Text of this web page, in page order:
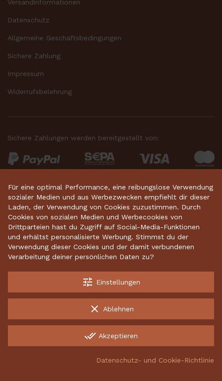
Versandinformationen
Datenschutz
Allgemeine Geschäftsbedingungen
Sichere Zahlung
Impressum
Widerrufsbelehrung
Sichere Zahlungen werden bereitgestellt von:
Was unsere Kunden sagen
Exzellent 4.87/5
basierend auf 2634bewertungen.
Keramikdeko Gartenkeramik
Räucherfiguren
Kostenloser Versand ab 70 €
Für eine optimal Performance, eine reibungslose Verwendung
sozialer Medien und aus Werbezwecken empfiehlt dir dieser
Laden, der Verwendung von Cookies zuzustimmen. Durch
Cookies von sozialen Medien und Werbecookies von
Drittparteien hast du Zugriff auf Social-Media-Funktionen
und erhältst personalisierte Werbung. Stimmst du der
Verwendung dieser Cookies und der damit verbundenen
Verarbeitung deiner persönlichen Daten zu?
tune Einstellungen
clear Ablehnen
done_all Akzeptieren
Datenschutz- und Cookie-Richtlinie